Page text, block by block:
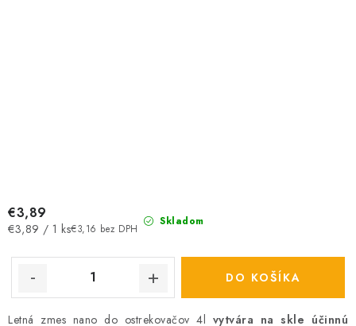
Skladom
€3,16 bez DPH
€3,89
Jednotková
€3,89 / 1 ks
DO KOŠÍKA
Letná zmes nano do ostrekovačov 4l vytvára na skle účinnú